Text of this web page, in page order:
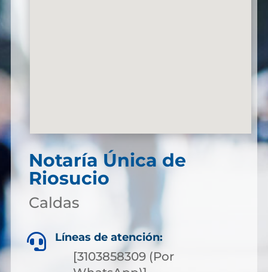
Notaría Única de
Riosucio
Caldas
 Líneas de atención:
[3103858309 (Por